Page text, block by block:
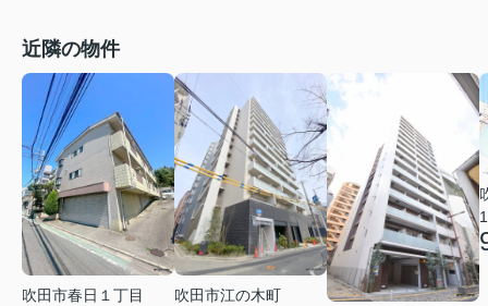
近隣の物件
吹田市春日１丁目
吹田市江の木町